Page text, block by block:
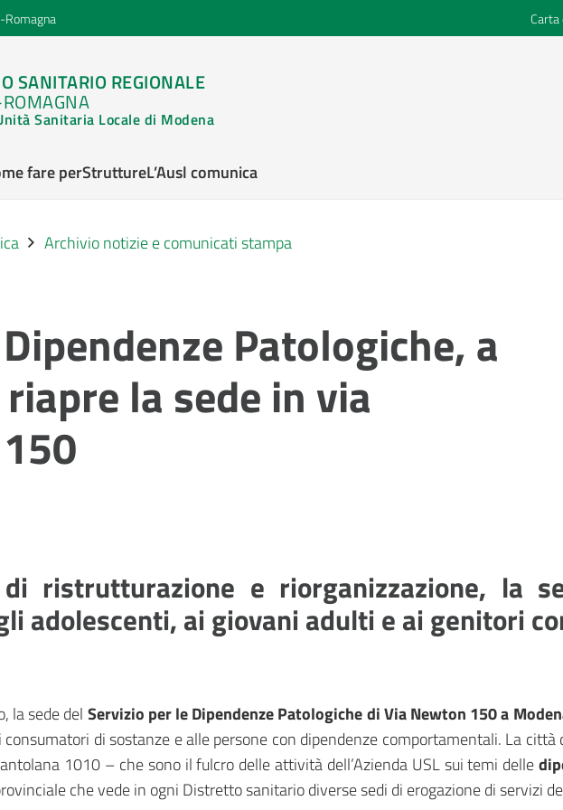
Romagna Carta
SANITARIO REGIONALE
Sanitaria Locale di Modena
fare perStruttureL’Ausl comunica
Archivio notizie e comunicati stampa
Patologiche, a
la sede in via
ristrutturazione e riorganizzazione, la
adolescenti, ai giovani adulti e ai genitori
la sede del Servizio per le Dipendenze Patologiche di Via Newton 150 a
di sostanze e alle persone con dipendenze comportamentali. La
1010 – che sono il fulcro delle attività dell’Azienda USL sui temi delle
che vede in ogni Distretto sanitario diverse sedi di erogazione di servizi